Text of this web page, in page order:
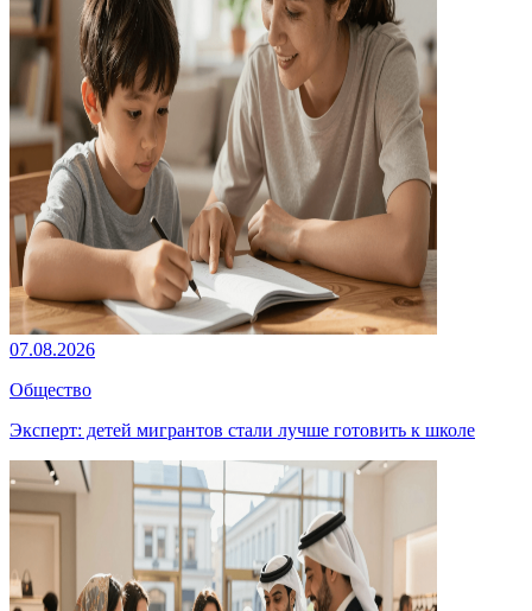
07.08.2026
Общество
Эксперт: детей мигрантов стали лучше готовить к школе